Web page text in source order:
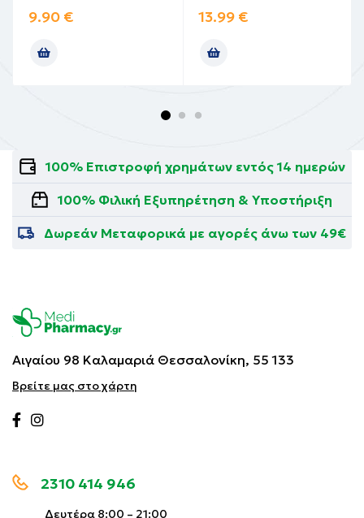
9.90 € 13.99 €
100% Επιστροφή χρημάτων εντός 14 ημερών
100% Φιλική Εξυπηρέτηση & Υποστήριξη
Δωρεάν Μεταφορικά με αγορές άνω των 49€
Αιγαίου 98 Καλαμαριά Θεσσαλονίκη, 55 133
Βρείτε μας στο χάρτη
2310 414 946
Δευτέρα 8:00 – 21:00